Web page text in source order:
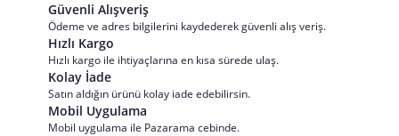
Güvenli Alışveriş
Ödeme ve adres bilgilerini kaydederek güvenli alış veriş.
Hızlı Kargo
Hızlı kargo ile ihtiyaçlarına en kısa sürede ulaş.
Kolay İade
Satın aldığın ürünü kolay iade edebilirsin.
Mobil Uygulama
Mobil uygulama ile Pazarama cebinde.